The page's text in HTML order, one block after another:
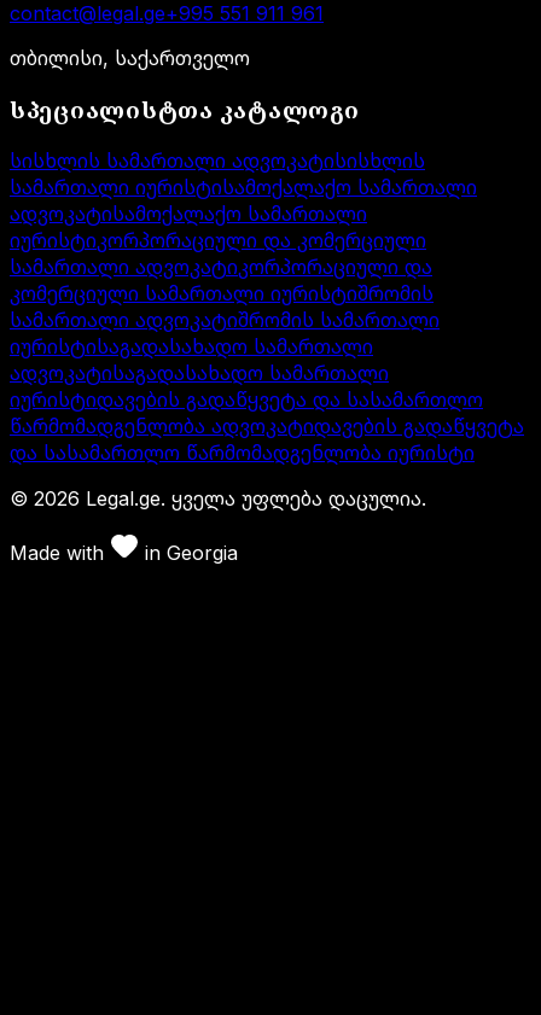
contact@legal.ge+995 551 911 961
თბილისი, საქართველო
სპეციალისტთა კატალოგი
სისხლის სამართალი ადვოკატისისხლის
სამართალი იურისტისამოქალაქო სამართალი
ადვოკატისამოქალაქო სამართალი
იურისტიკორპორაციული და კომერციული
სამართალი ადვოკატიკორპორაციული და
კომერციული სამართალი იურისტიშრომის
სამართალი ადვოკატიშრომის სამართალი
იურისტისაგადასახადო სამართალი
ადვოკატისაგადასახადო სამართალი
იურისტიდავების გადაწყვეტა და სასამართლო
წარმომადგენლობა ადვოკატიდავების გადაწყვეტა
და სასამართლო წარმომადგენლობა იურისტი
© 2026 Legal.ge. ყველა უფლება დაცულია.
Made with in Georgia